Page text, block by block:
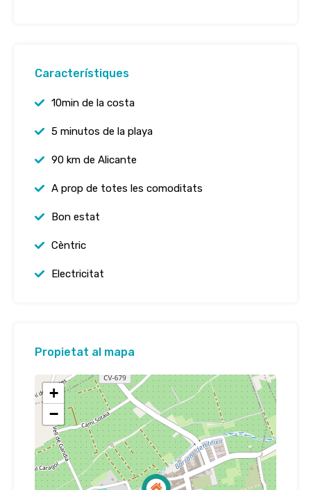
Característiques
10min de la costa
5 minutos de la playa
90 km de Alicante
A prop de totes les comoditats
Bon estat
Cèntric
Electricitat
Propietat al mapa
+
−